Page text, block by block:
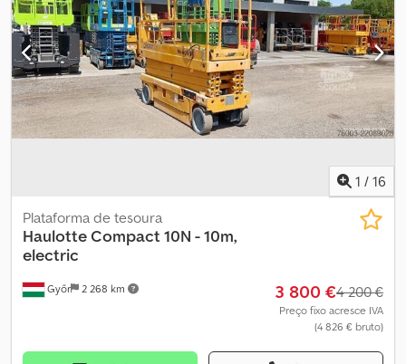
1 / 16
Győr 2 268 km
Plataforma de tesoura
HaulotteCompact 10N - 10m,
electric
3 800 €4 200 €
Preço fixo acresce IVA
(4 826 € bruto)